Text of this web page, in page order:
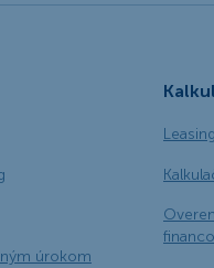
úrokom